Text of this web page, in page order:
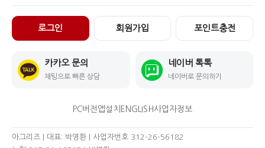
로그인 회원가입 포인트충전
카카오 문의
채팅으로 빠른 상담
네이버 톡톡
네이버로 문의하기
PC버전 앱설치 ENGLISH사업자정보
아그리즈 | 대표: 박영환 | 사업자번호 312-26-56182